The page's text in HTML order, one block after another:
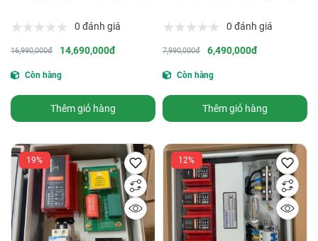
0 đánh giá
16,990,000đ 14,690,000đ
Còn hàng
Thêm giỏ hàng
0 đánh giá
7,990,000đ 6,490,000đ
Còn hàng
Thêm giỏ hàng
19% 12%